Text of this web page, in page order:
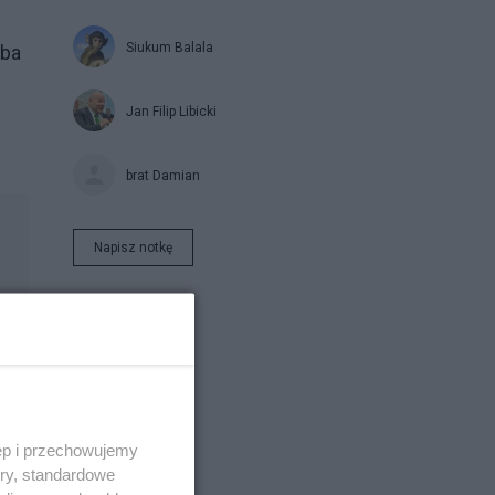
Siukum Balala
Jan Filip Libicki
brat Damian
Napisz notkę
i przechowujemy
standardowe